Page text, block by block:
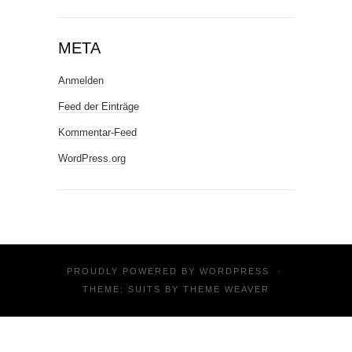
META
Anmelden
Feed der Einträge
Kommentar-Feed
WordPress.org
PROUDLY POWERED BY WORDPRESS
·
THEME: SUITS BY THEME WEAVER